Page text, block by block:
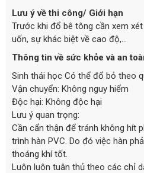
Lưu ý về thi công/ Giới hạn
Trước khi đổ bê tông cần xem
uốn, sự khác biệt về cao độ,…
Thông tin về sức khỏe và an
Sinh thái học Có thể đổ bỏ theo
Vận chuyển: Không nguy hiểm
Độc hại: Không độc hại
Lưu ý quan trọng:
Cần cẩn thận để tránh không hít
trình hàn PVC. Do đó việc hàn
thoáng khí tốt.
Luôn luôn tuân thủ theo các chỉ